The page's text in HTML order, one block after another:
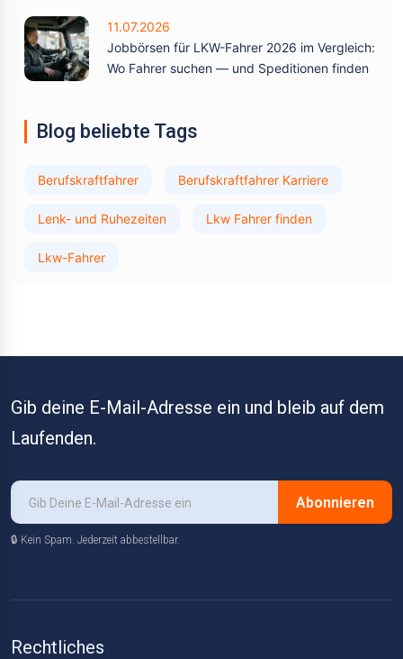
11.07.2026
Jobbörsen für LKW-Fahrer 2026 im Vergleich:
Wo Fahrer suchen — und Speditionen finden
Blog beliebte Tags
Berufskraftfahrer Berufskraftfahrer Karriere
Lenk- und Ruhezeiten Lkw Fahrer finden
Lkw-Fahrer
Gib deine E-Mail-Adresse ein und bleib auf dem
Laufenden.
Abonnieren
🔒 Kein Spam. Jederzeit abbestellbar.
Rechtliches